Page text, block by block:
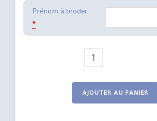
Prénom à broder
*
tablier
brodé
et
AJOUTER AU PANIER